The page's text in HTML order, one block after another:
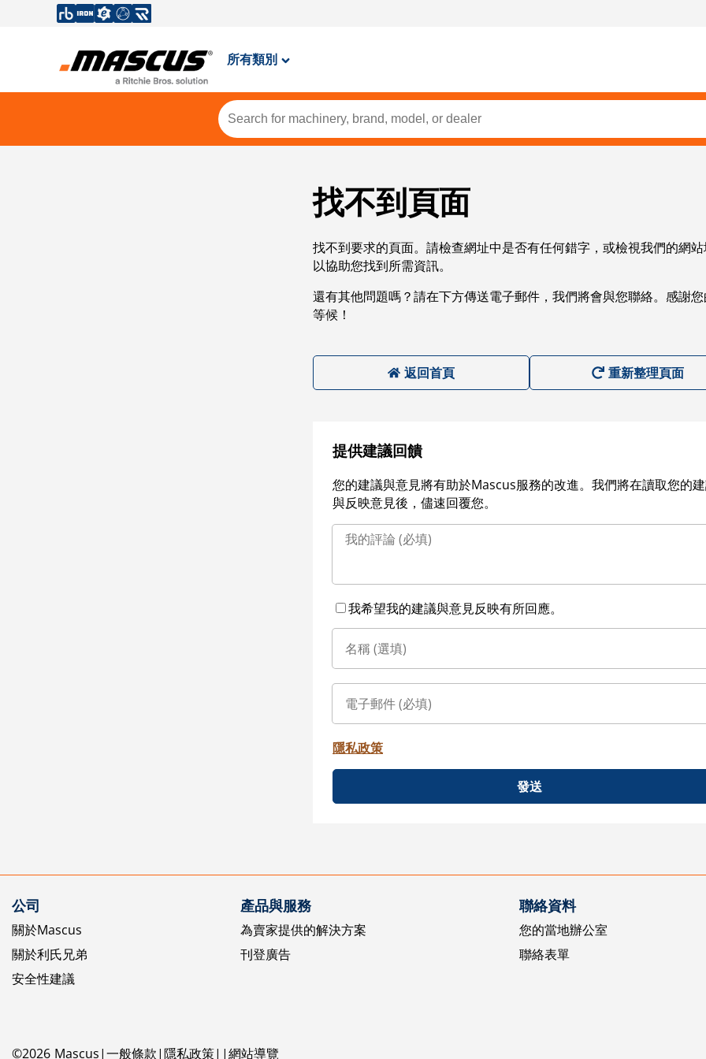
所有類別
找不到頁面
找不到要求的頁面。請檢查網址中是否有任何錯字，或檢視我們的網
以協助您找到所需資訊。
還有其他問題嗎？請在下方傳送電子郵件，我們將會與您聯絡。感謝
等候！
返回首頁 重新整理頁面
提供建議回饋
您的建議與意見將有助於Mascus服務的改進。我們將在讀取您的
與反映意見後，儘速回覆您。
我希望我的建議與意見反映有所回應。
隱私政策
發送
公司
關於Mascus
關於利氏兄弟
安全性建議
產品與服務
為賣家提供的解決方案
刊登廣告
聯絡資料
您的當地辦公室
聯絡表單
©2026 Mascus 一般條款 隱私政策 網站導覽